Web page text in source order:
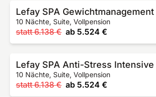
10 Nächte, Suite, Vollpension
statt 6.138 € ab 5.524 €
Lefay SPA Anti-Stress Intensive
10 Nächte, Suite, Vollpension
statt 6.138 € ab 5.524 €